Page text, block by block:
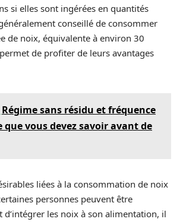
si elles sont ingérées en quantités
conseillé de consommer
de noix, équivalente à environ 30
de profiter de leurs avantages
Régime sans résidu et fréquence
que vous devez savoir avant de
liées à la consommation de noix
personnes peuvent être
d’intégrer les noix à son alimentation, il